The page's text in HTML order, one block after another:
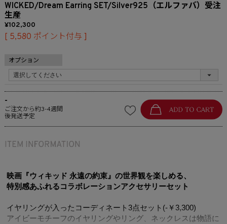
WICKED/Dream Earring SET/Silver925（エルファバ）受注
生産
102,300
[ 5,580 ポイント付与 ]
オプション
-
ご注文から約3-4週間
後発送予定
映画『ウィキッド 永遠の約束』の世界観を楽しめる、
特別感あふれるコラボレーションアクセサリーセット
イヤリングが入ったコーディネート3点セット(-￥3,300)
アイビーモチーフのイヤリングやリング、ネックレスは物語に